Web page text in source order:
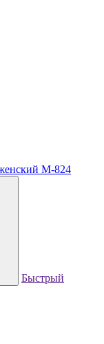
Быстрый